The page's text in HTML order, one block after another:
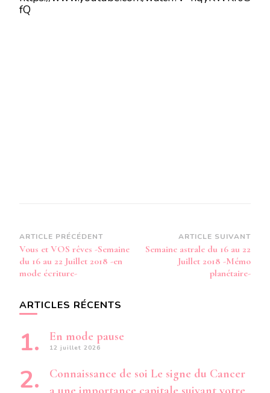
fQ
Navigation
d’article
ARTICLE PRÉCÉDENT
Vous et VOS rêves -Semaine
du 16 au 22 Juillet 2018 -en
mode écriture-
ARTICLE SUIVANT
Semaine astrale du 16 au 22
Juillet 2018 -Mémo
planétaire-
ARTICLES RÉCENTS
En mode pause
12 juillet 2026
Connaissance de soi Le signe du Cancer